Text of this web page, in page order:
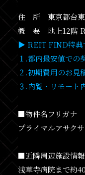
住 所 東京都台東
概 要 地上12階
▶ REIT FIND特典
１.都内最安値での
２.初期費用のお見
３.内覧・リモート
■物件名フリガナ
プライマルアサク
■近隣周辺施設情報
浅草寺病院まで約